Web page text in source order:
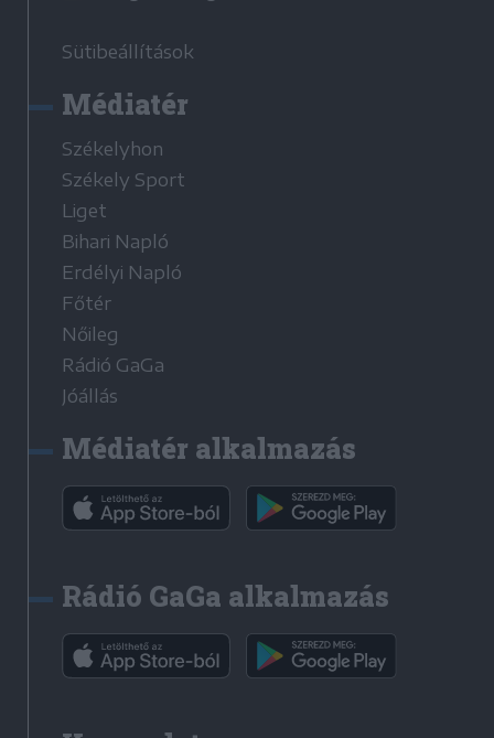
Sütibeállítások
Médiatér
Székelyhon
Székely Sport
Liget
Bihari Napló
Erdélyi Napló
Főtér
Nőileg
Rádió GaGa
Jóállás
Médiatér alkalmazás
Rádió GaGa alkalmazás